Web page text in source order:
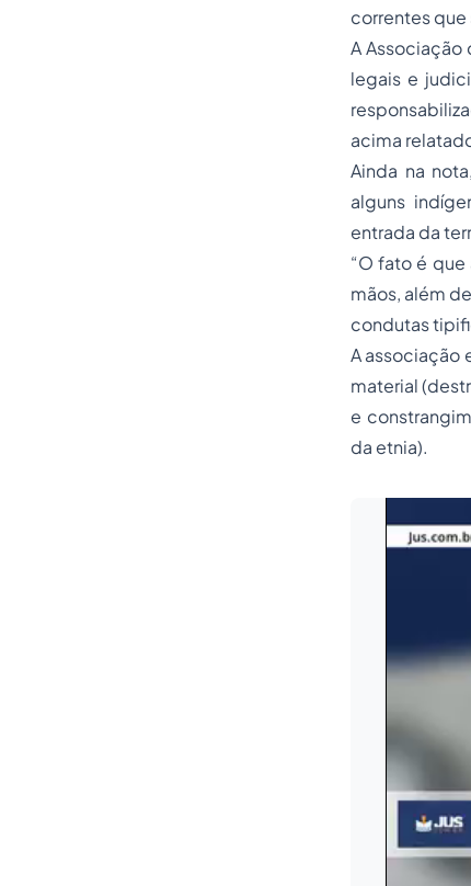
correntes que
A
legais e
acima
Ainda na
alguns
entrada da
“O fato é
mãos, além
condutas
A associação
material
e
da etnia).